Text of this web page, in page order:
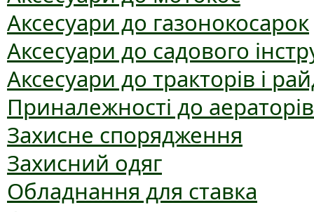
Аксесуари до газонокосарок
Аксесуари до садового
Аксесуари до тракторів і
Приналежності до аераторів
Захисне спорядження
Захисний одяг
Обладнання для ставка